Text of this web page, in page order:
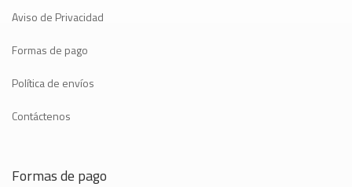
Aviso de Privacidad
Formas de pago
Política de envíos
Contáctenos
Formas de pago